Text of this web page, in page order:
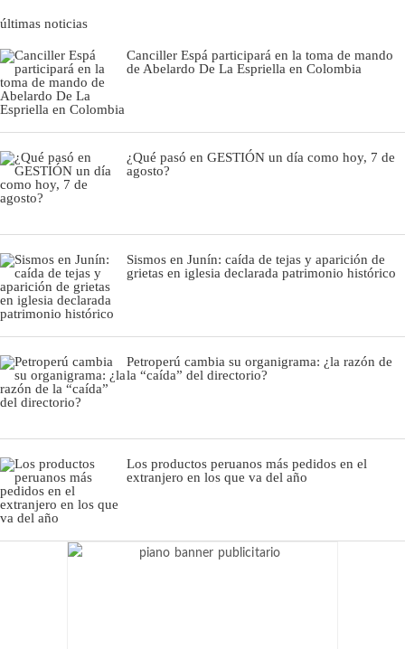
últimas noticias
Canciller Espá participará en la toma de mando
de Abelardo De La Espriella en Colombia
¿Qué pasó en GESTIÓN un día como hoy, 7 de
agosto?
Sismos en Junín: caída de tejas y aparición de
grietas en iglesia declarada patrimonio histórico
Petroperú cambia su organigrama: ¿la razón de
la “caída” del directorio?
Los productos peruanos más pedidos en el
extranjero en los que va del año